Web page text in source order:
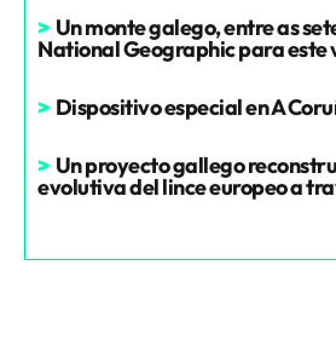
> Un monte galego, entre as
National Geographic para este
> Dispositivo especial en A
> Un proyecto gallego
evolutiva del lince europeo a